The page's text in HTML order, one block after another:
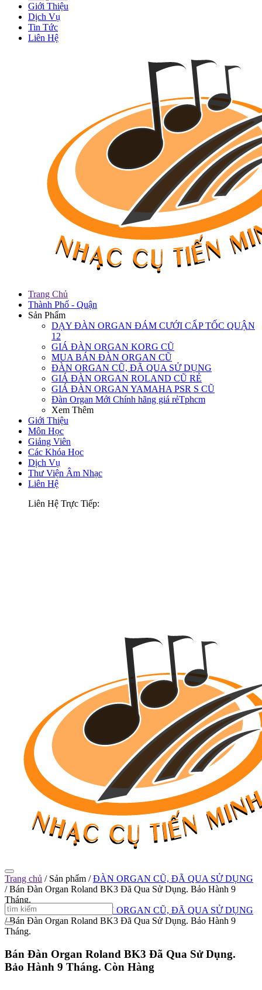
Giới Thiệu
Dịch Vụ
Tin Tức
Liên Hệ
Trang Chủ
Thành Phố - Quận
Sản Phẩm
DẠY ĐÀN ORGAN ĐÁM CƯỚI CẤP TỐC QUẬN
12
GIÁ ĐÀN ORGAN KORG CŨ
MUA BÁN ĐÀN ORGAN CŨ
ĐÀN ORGAN CŨ, ĐÃ QUA SỬ DỤNG
GIÁ ĐÀN ORGAN ROLAND CŨ RẺ
GIÁ ĐÀN ORGAN YAMAHA PSR S CŨ
Đàn Organ Mới Chính hãng giá rẻTphcm
Xem Thêm
Giới Thiệu
Môn Học
Giảng Viên
Các Khóa Học
Dịch Vụ
Thư Viện Âm Nhạc
Liên Hệ
Liên Hệ Trực Tiếp:
Trang chủ / Sản phẩm / ĐÀN ORGAN CŨ, ĐÃ QUA SỬ DỤNG
/ Bán Đàn Organ Roland BK3 Đã Qua Sử Dụng. Bảo Hành 9
Tháng.
Trang chủ
ĐÀN ORGAN CŨ, ĐÃ QUA SỬ DỤNG
/ Bán Đàn Organ Roland BK3 Đã Qua Sử Dụng. Bảo Hành 9
Tháng.
Bán Đàn Organ Roland BK3 Đã Qua Sử Dụng.
Bảo Hành 9 Tháng. Còn Hàng